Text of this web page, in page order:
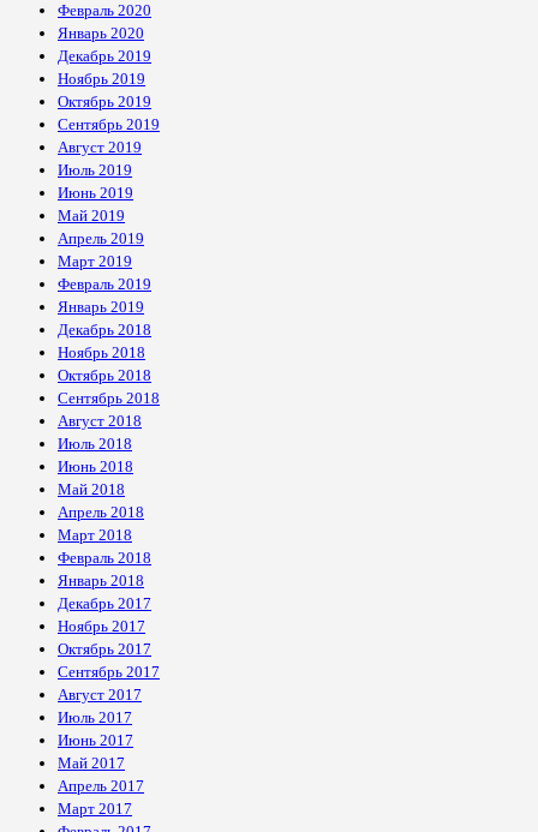
Февраль 2020
Январь 2020
Декабрь 2019
Ноябрь 2019
Октябрь 2019
Сентябрь 2019
Август 2019
Июль 2019
Июнь 2019
Май 2019
Апрель 2019
Март 2019
Февраль 2019
Январь 2019
Декабрь 2018
Ноябрь 2018
Октябрь 2018
Сентябрь 2018
Август 2018
Июль 2018
Июнь 2018
Май 2018
Апрель 2018
Март 2018
Февраль 2018
Январь 2018
Декабрь 2017
Ноябрь 2017
Октябрь 2017
Сентябрь 2017
Август 2017
Июль 2017
Июнь 2017
Май 2017
Апрель 2017
Март 2017